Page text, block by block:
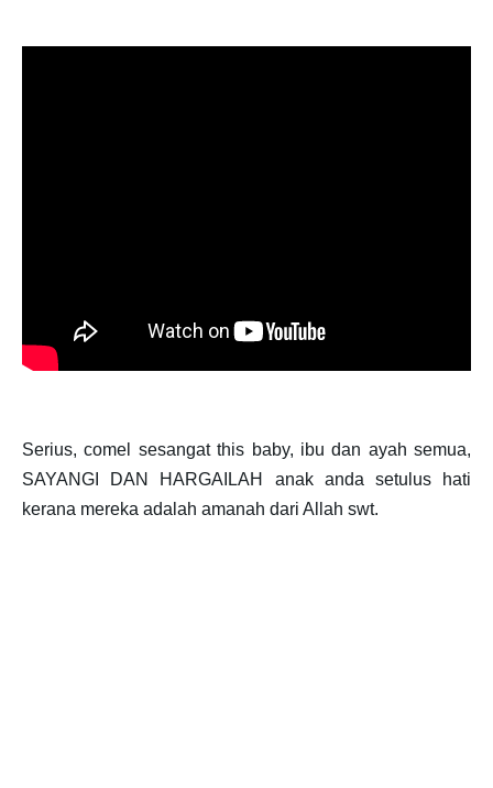
Serius, comel sesangat this baby, ibu dan ayah semua,
SAYANGI DAN HARGAILAH anak anda setulus hati
kerana mereka adalah amanah dari Allah swt.